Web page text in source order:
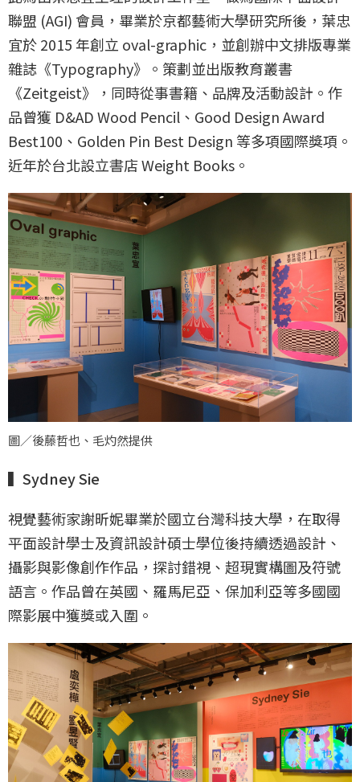
聯盟 (AGI) 會員，畢業於京都藝術大學研究所後，葉忠
宜於 2015 年創立 oval-graphic，並創辦中文排版專業
雜誌《Typography》。策劃並出版教育叢書
《Zeitgeist》，同時從事書籍、品牌及活動設計。作
品曾獲 D&AD Wood Pencil、Good Design Award
Best100、Golden Pin Best Design 等多項國際獎項。
近年於台北設立書店 Weight Books。
圖／後藤哲也、毛灼然提供
▍Sydney Sie
視覺藝術家謝昕妮畢業於國立台灣科技大學，在取得
平面設計學士及資訊設計碩士學位後持續透過設計、
攝影與影像創作作品，探討錯視、超現實構圖及符號
語言。作品曾在英國、羅馬尼亞、保加利亞等多國國
際影展中獲獎或入圍。